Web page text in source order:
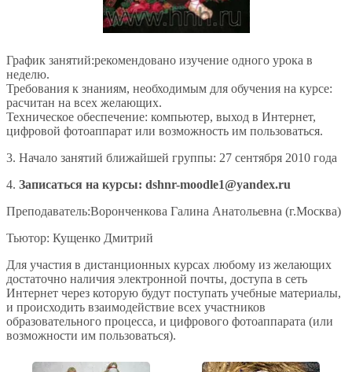
График занятий:рекомендовано изучение одного урока в
неделю.
Требования к знаниям, необходимым для обучения на курсе:
расчитан на всех желающих.
Техническое обеспечение: компьютер, выход в Интернет,
цифровой фотоаппарат или возможность им пользоваться.
3. Начало занятий ближайшей группы: 27 сентября 2010 года
4. Записаться на курсы: dshnr-moodle1@yandex.ru
Преподаватель:Воронченкова Галина Анатольевна (г.Москва)
Тьютор: Кущенко Дмитрий
Для участия в дистанционных курсах любому из желающих
достаточно наличия электронной почты, доступа в сеть
Интернет через которую будут поступать учебные материалы,
и происходить взаимодействие всех участников
образовательного процесса, и цифрового фотоаппарата (или
возможности им пользоваться).